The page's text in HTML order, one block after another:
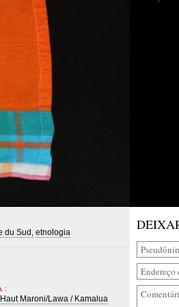
du Sud etnologia
:
Maroni/Lawa / Kamalua